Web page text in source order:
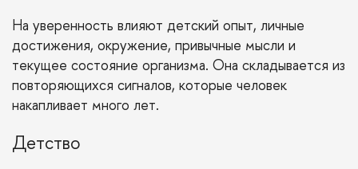
На уверенность влияют детский опыт, личные
достижения, окружение, привычные мысли и
текущее состояние организма. Она складывается из
повторяющихся сигналов, которые человек
накапливает много лет.
Детство